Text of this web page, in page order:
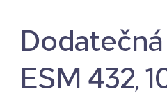
ESM 432,